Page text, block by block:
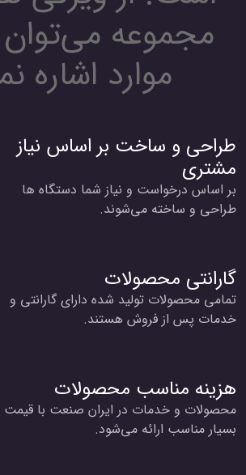
مجموعه می‌توان
موارد اشاره
طراحی و ساخت بر اساس نیاز
مشتری
بر اساس درخواست و نیاز شما دستگاه ها
طراحی و ساخته می‌شوند.
گارانتی محصولات
تمامی محصولات تولید شده دارای گارانتی و
خدمات پس از فروش هستند.
هزینه مناسب محصولات
محصولات و خدمات در ایران صنعت با قیمت
بسیار مناسب ارائه می‌شود.